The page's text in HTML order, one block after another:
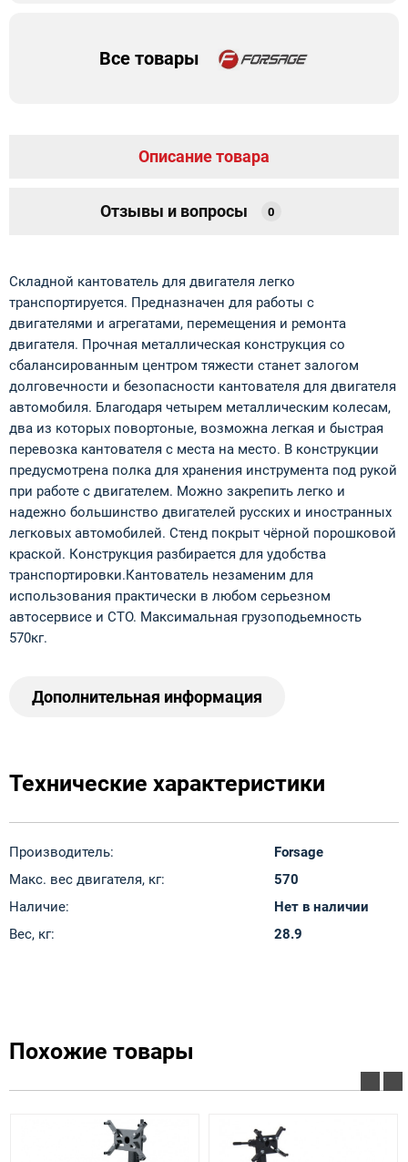
Все товары
Описание товара
Отзывы и вопросы 0
Складной кантователь для двигателя легко
транспортируется. Предназначен для работы с
двигателями и агрегатами, перемещения и ремонта
двигателя. Прочная металлическая конструкция со
сбалансированным центром тяжести станет залогом
долговечности и безопасности кантователя для двигателя
автомобиля. Благодаря четырем металлическим колесам,
два из которых повортоные, возможна легкая и быстрая
перевозка кантователя с места на место. В конструкции
предусмотрена полка для хранения инструмента под рукой
при работе с двигателем. Можно закрепить легко и
надежно большинство двигателей русских и иностранных
легковых автомобилей. Стенд покрыт чёрной порошковой
краской. Конструкция разбирается для удобства
транспортировки.Кантователь незаменим для
использования практически в любом серьезном
автосервисе и СТО. Максимальная грузоподьемность
570кг.
Дополнительная информация
Технические характеристики
Производитель:
Forsage
Макс. вес двигателя, кг:
570
Наличие:
Нет в наличии
Вес, кг:
28.9
Похожие товары